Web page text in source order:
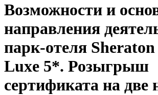
Возможности и
направления
парк-отеля
Luxe 5*. Розыгрыш
сертификата на две